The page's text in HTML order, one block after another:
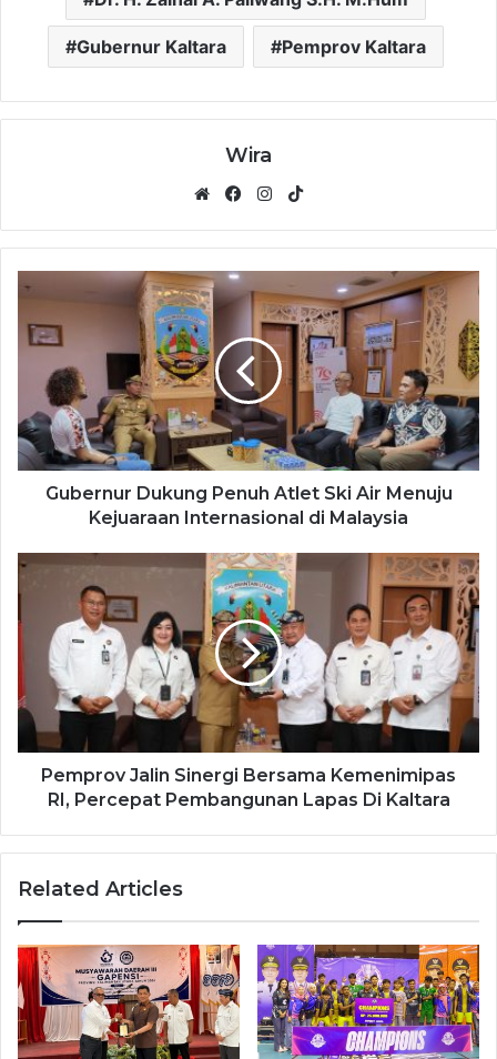
Gubernur Kaltara Pemprov Kaltara
Wira
WebsiteFacebookInstagram
Gubernur Dukung Penuh Atlet Ski Air Menuju
Kejuaraan Internasional di Malaysia
Pemprov Jalin Sinergi Bersama Kemenimipas
RI, Percepat Pembangunan Lapas Di Kaltara
Related Articles